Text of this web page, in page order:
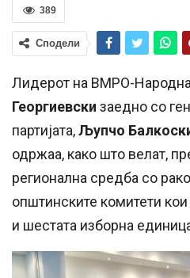
389
Сподели
Лидерот на ВМРО-Народна
Георгиевски заедно со
партијата,Љупчо
одржаа, како што велат,
регионална средба со
општинските комитети кои
и шестата изборна